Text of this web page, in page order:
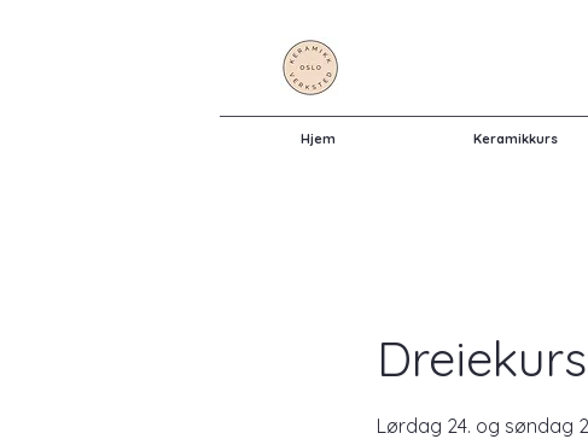
Hjem Keramikkurs
Lørdag 24. og søndag